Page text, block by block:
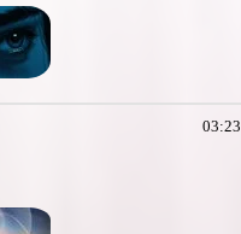
03:23